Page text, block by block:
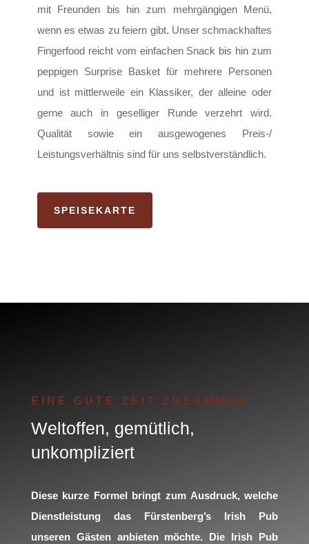
mit Freunden bis hin zum mehrgängigen Menü,
wenn es etwas zu feiern gibt. Unser schmackhaftes
Fingerfood reicht vom einfachen Snack bis hin zum
peppigen Surprise Basket für mehrere Personen
und ist mittlerweile ein Klassiker, der alleine oder
gerne auch in geselliger Runde verzehrt wird.
Qualität sowie ein ausgewogenes Preis-/
Leistungsverhältnis sind für uns selbstverständlich.
SPEISEKARTE
EINE GUTE ZEIT ZUSAMMEN
Weltoffen, gemütlich,
unkompliziert
Diese kurze Formel bringt zum Ausdruck, welche
Dienstleistung das Fürstenberg’s Irish Pub
unseren Gästen anbieten möchte. Die Irish Pub